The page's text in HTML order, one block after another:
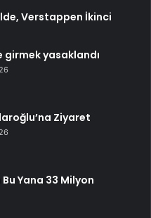
Verstappen İkinci
girmek yasaklandı
Ziyaret
Yana 33 Milyon